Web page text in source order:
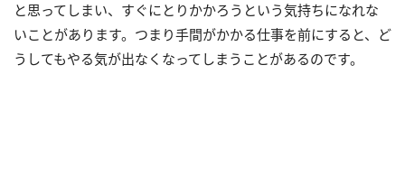
と思ってしまい、すぐにとりかかろうという気持ちになれな
いことがあります。つまり手間がかかる仕事を前にすると、ど
うしてもやる気が出なくなってしまうことがあるのです。